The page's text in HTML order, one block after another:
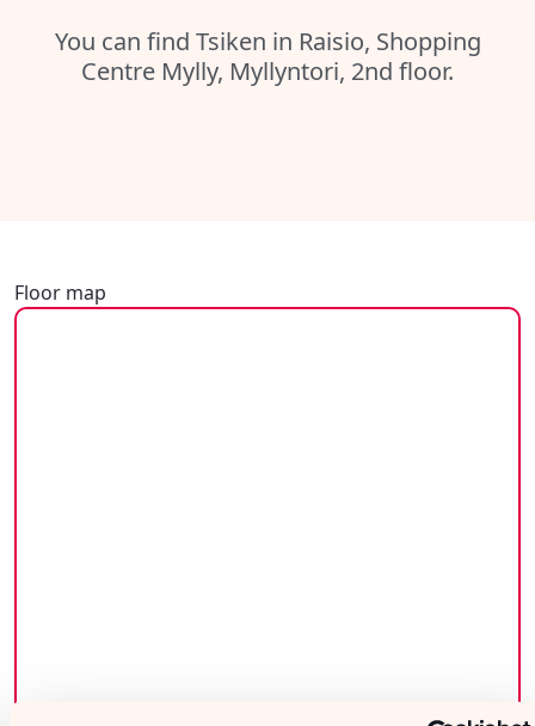
You can find Tsiken in Raisio, Shopping
Centre Mylly, Myllyntori, 2nd floor.
Floor map